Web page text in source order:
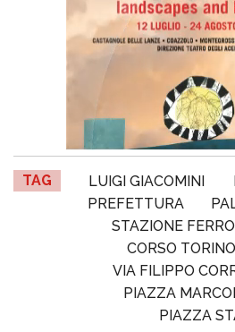
TAG LUIGI GIACOMINI
PREFETTURA
STAZIONE
CORSO TORINO
VIA FILIPPO
PIAZZA
PIAZZA